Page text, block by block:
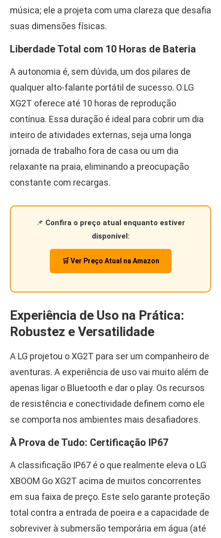
música; ele a projeta com uma clareza que desafia
suas dimensões físicas.
Liberdade Total com 10 Horas de Bateria
A autonomia é, sem dúvida, um dos pilares de
qualquer alto-falante portátil de sucesso. O LG
XG2T oferece até 10 horas de reprodução
contínua. Essa duração é ideal para cobrir um dia
inteiro de atividades externas, seja uma longa
jornada de trabalho fora de casa ou um dia
relaxante na praia, eliminando a preocupação
constante com recargas.
📌 Confira o preço atual enquanto estiver
disponível:
🛒 Ver Preço Atual na Amazon
Experiência de Uso na Prática:
Robustez e Versatilidade
A LG projetou o XG2T para ser um companheiro de
aventuras. A experiência de uso vai muito além de
apenas ligar o Bluetooth e dar o play. Os recursos
de resistência e conectividade definem como ele
se comporta nos ambientes mais desafiadores.
À Prova de Tudo: Certificação IP67
A classificação IP67 é o que realmente eleva o LG
XBOOM Go XG2T acima de muitos concorrentes
em sua faixa de preço. Este selo garante proteção
total contra a entrada de poeira e a capacidade de
sobreviver à submersão temporária em água (até